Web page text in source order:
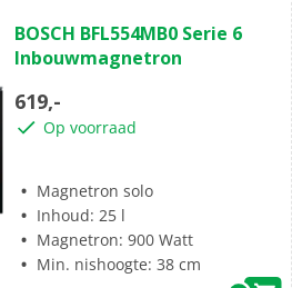
van
de
sterren.
3
BOSCH BFL554MB0 Serie 6
Inbouwmagnetron
619,-
Op voorraad
Magnetron solo
Inhoud: 25 l
Magnetron: 900 Watt
Min. nishoogte: 38 cm